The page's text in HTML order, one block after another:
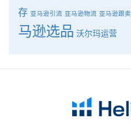
存 亚马逊引流 亚马逊物流 亚马逊跟卖
马逊选品 沃尔玛运营